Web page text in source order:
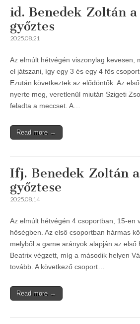
id. Benedek Zoltán
győztes
2025.08.21
Az elmúlt hétvégén viszonylag kevesen,
el játszani, így egy 3 és egy 4 fős
Ezután következtek az elődöntők. Az
nyerte meg, veretlenül miután Szigeti
feladta a meccset. A…
Read more →
Ifj. Benedek Zoltán
győztese
2025.08.14
Az elmúlt hétvégén 4 csoportban, 15-en
hőségben. Az első csoportban hármas
melyből a game arányok alapján az első
Beatrix végzett, míg a második helyen
tovább. A következő csoport…
Read more →